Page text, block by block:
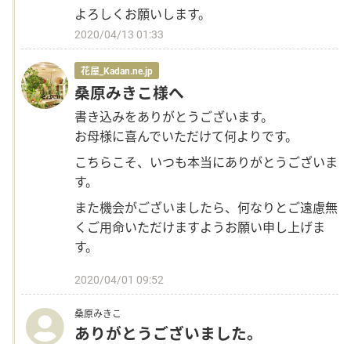
よろしくお願いします。
2020/04/13 01:33
花屋_Kadan.ne.jp
桑原みきこ様へ
書き込みをありがとうございます。
お母様に喜んでいただけて何よりです。
こちらこそ、いつも本当にありがとうございま
す。
また機会がございましたら、何なりとご遠慮無
くご用命いただけますようお願い申し上げま
す。
2020/04/01 09:52
桑原みきこ
ありがとうございました。